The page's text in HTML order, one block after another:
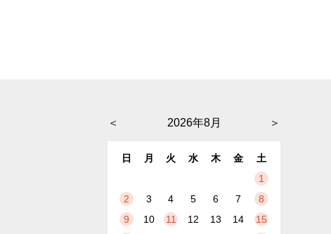
＜ ＞
2026年8月
日 月 火 水 木 金
土
1
2
3 4 5 6 7
8
9
10 11 12 13 14 15